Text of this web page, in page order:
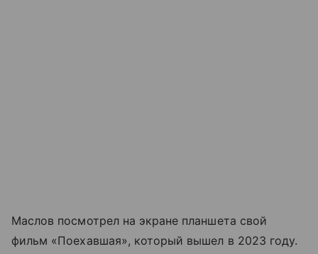
Маслов посмотрел на экране планшета свой
фильм «Поехавшая», который вышел в 2023 году.